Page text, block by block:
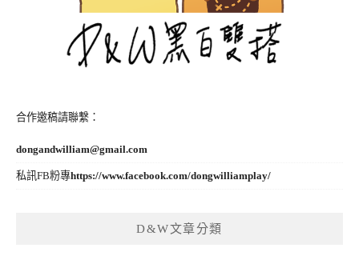
合作邀稿請聯繫：
dongandwilliam@gmail.com
私訊FB粉專https://www.facebook.com/dongwilliamplay/
D&W文章分類